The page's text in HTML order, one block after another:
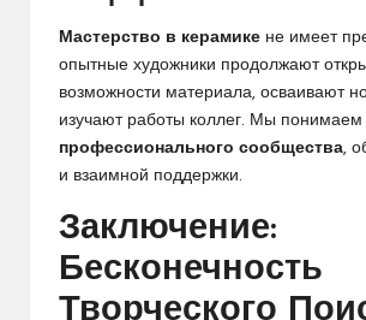
Мастерство в керамике не имеет
опытные художники продолжают
возможности материала, осваивают
изучают работы коллег. Мы понимаем
профессионального сообщества,
и взаимной поддержки.
Заключение:
Бесконечность
Творческого